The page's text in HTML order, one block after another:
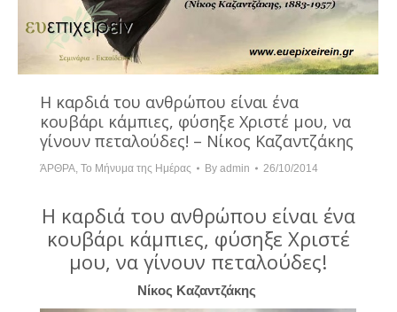
Η καρδιά του ανθρώπου είναι ένα
κουβάρι κάμπιες, φύσηξε Χριστέ μου, να
γίνουν πεταλούδες! – Νίκος Καζαντζάκης
ΆΡΘΡΑ Το Μήνυμα της Ημέρας By admin 26/10/2014
Η καρδιά του ανθρώπου είναι ένα
κουβάρι κάμπιες, φύσηξε Χριστέ
μου, να γίνουν πεταλούδες!
Νίκος Καζαντζάκης